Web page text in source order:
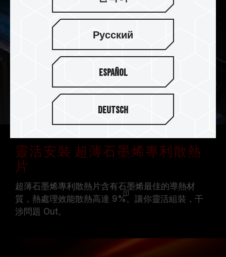
靈活安裝 超薄石墨烯專利散熱
片
超薄石墨烯專利散熱片含有石墨烯最佳的導熱材
質，熱處理效能散熱高達 9%。讓你靈活組裝，干
涉問題 Out。
Русский
Español
Deutsch